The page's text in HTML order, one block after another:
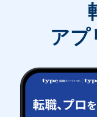
アプ